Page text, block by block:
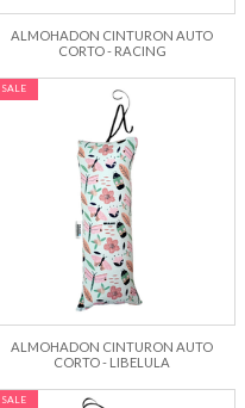
ALMOHADON CINTURON AUTO
CORTO - RACING
SALE
ALMOHADON CINTURON AUTO
CORTO - LIBELULA
SALE